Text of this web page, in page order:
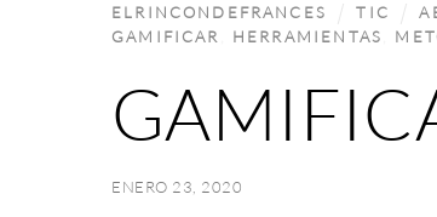
ENERO 23, 2020
ELRINCONDEFRANCES TIC
GAMIFICAR
HERRAMIENTAS